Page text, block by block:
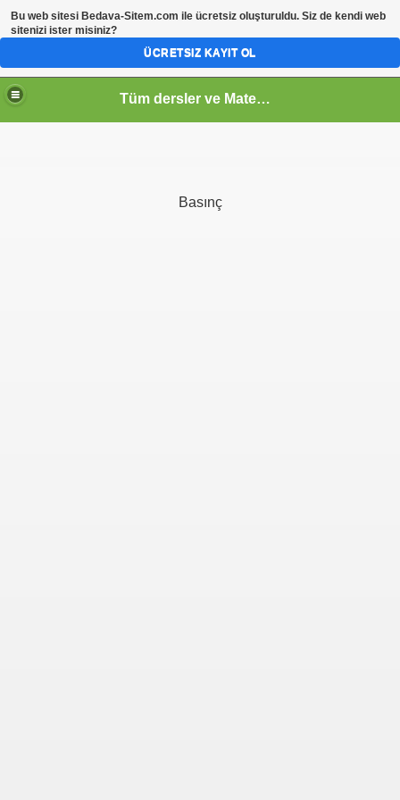
Tüm dersler ve Matematik
Basınç
Bu web sitesi Bedava-Sitem.com ile ücretsiz oluşturuldu. Siz de kendi web
sitenizi ister misiniz?
ÜCRETSIZ KAYIT OL